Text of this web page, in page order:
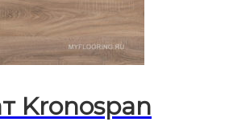
Kronospan